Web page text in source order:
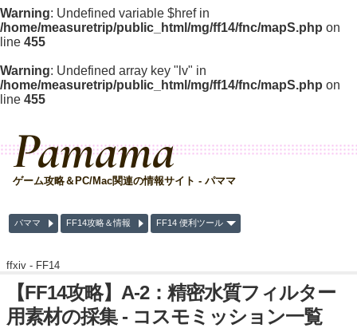
Warning: Undefined variable $href in
/home/measuretrip/public_html/mg/ff14/fnc/mapS.php on
line 455
Warning: Undefined array key "lv" in
/home/measuretrip/public_html/mg/ff14/fnc/mapS.php on
line 455
Pamama
ゲーム攻略＆PC/Mac関連の情報サイト - パママ
パママ FF14攻略＆情報 FF14 便利ツール
ffxiv - FF14
【FF14攻略】A-2：精密水質フィルター
用素材の採集 - コスモミッション一覧